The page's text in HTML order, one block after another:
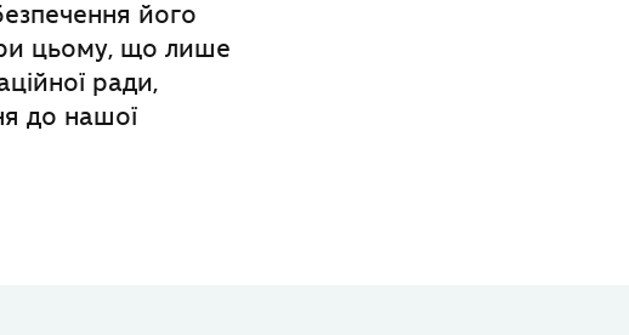
його
цьому, що лише
ради,
до нашої